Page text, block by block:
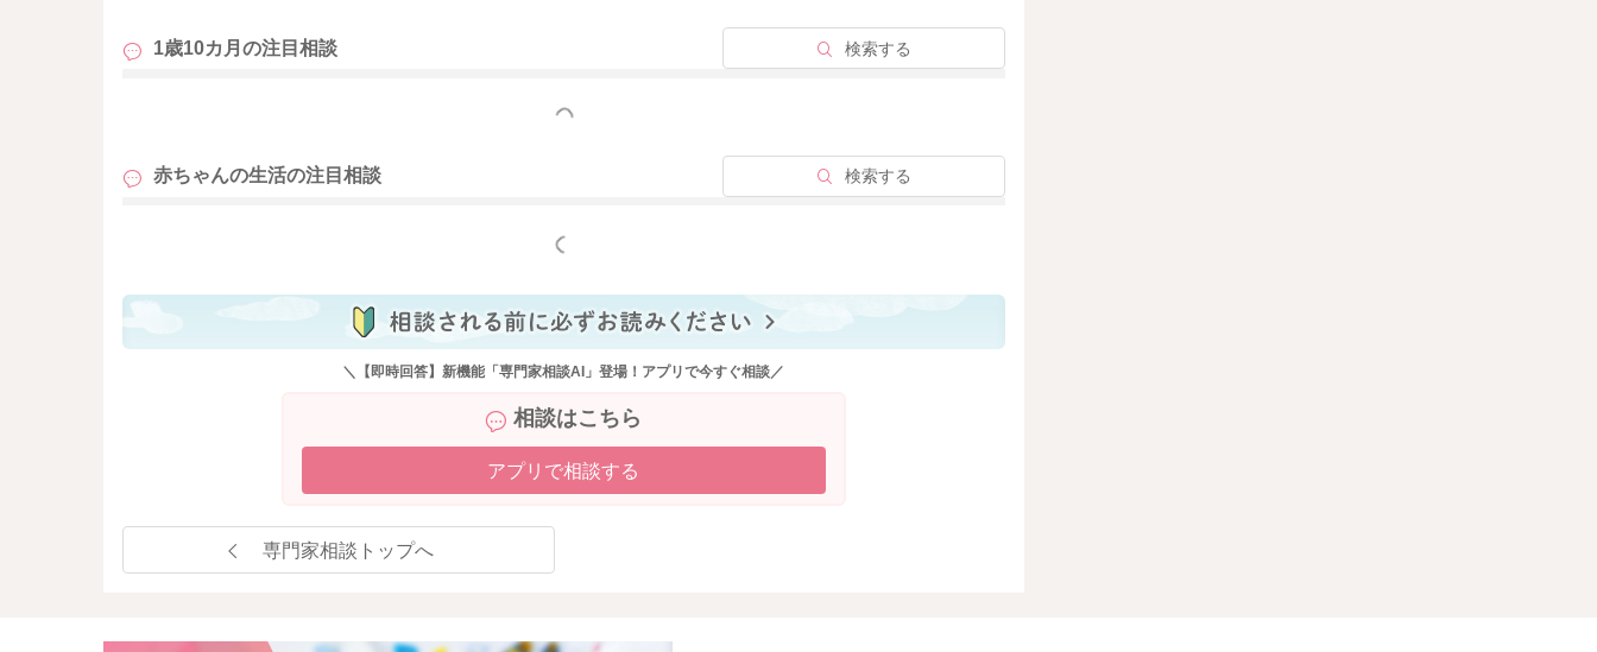
1歳10カ月の注目相談 検索する
もっと見る
赤ちゃんの生活の注目相談 検索する
もっと見る
＼【即時回答】新機能「専門家相談AI」登場！アプリで今すぐ相談／
相談はこちら
アプリで相談する
専門家相談トップへ